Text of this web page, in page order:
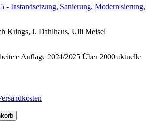
- Instandsetzung, Sanierung, Modernisierung,
Krings, J. Dahlhaus, Ulli Meisel
Auflage 2024/2025 Über 2000 aktuelle